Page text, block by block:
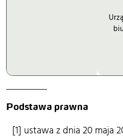
Podstawa prawna
[1] ustawa z dnia 20 maja